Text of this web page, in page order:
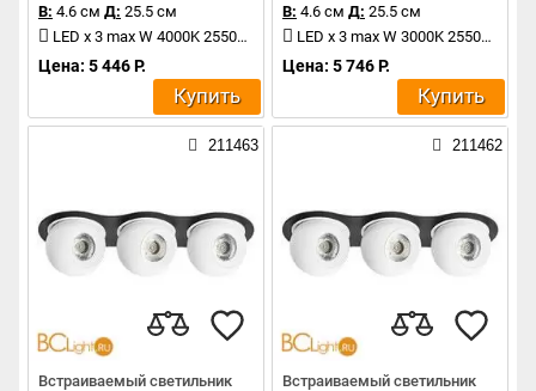
В: 4.6 см Д: 25.5 см
LED x 3 max W 4000K 2550Lm
Цена: 5 446 Р.
Купить
В: 4.6 см Д: 25.5 см
LED x 3 max W 3000K 2550Lm
Цена: 5 746 Р.
Купить
211463
Встраиваемый светильник
211462
Встраиваемый светильник